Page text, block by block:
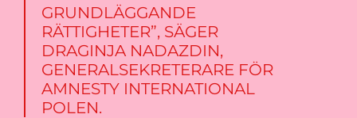
GRUNDLÄGGANDE
RÄTTIGHETER”, SÄGER
DRAGINJA NADAZDIN,
GENERALSEKRETERARE FÖR
AMNESTY INTERNATIONAL
POLEN.